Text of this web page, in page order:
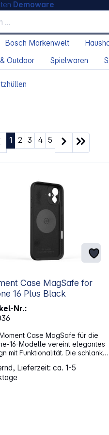
Demoware
Bosch Markenwelt
Outdoor Spielwaren
Seite
1 Seite
2 Seite
3 Seite
4 Seite
5
Case MagSafe for
16 Plus Black
Nr.:
Case MagSafe für die
16-Modelle vereint elegantes
mit Funktionalität. Die schlanke
Hülle schützt
umfassend und
es in eine professionelle
Lieferzeit: ca. 1-5